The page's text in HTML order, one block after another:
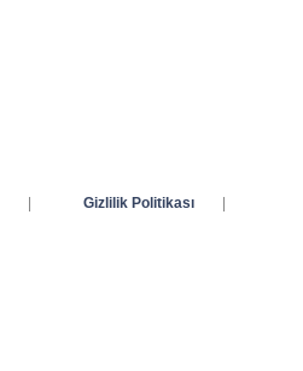
| Gizlilik Politikası
|